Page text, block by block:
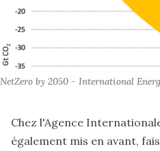
NetZero by 2050 - International
Chez l'Agence
également mis en avant,